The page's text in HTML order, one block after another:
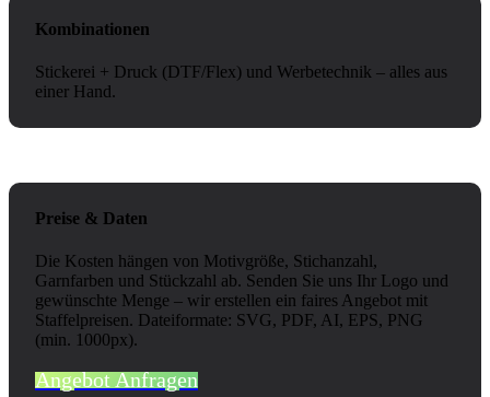
Kombinationen
Stickerei + Druck (DTF/Flex) und Werbetechnik – alles aus
einer Hand.
Preise & Daten
Die Kosten hängen von Motivgröße, Stichanzahl,
Garnfarben und Stückzahl ab. Senden Sie uns Ihr Logo und
gewünschte Menge – wir erstellen ein faires Angebot mit
Staffelpreisen. Dateiformate: SVG, PDF, AI, EPS, PNG
(min. 1000px).
Angebot Anfragen